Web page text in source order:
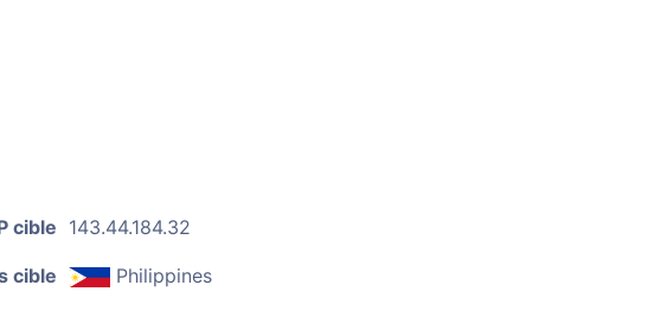
cible 143.44.184.32
cible Philippines